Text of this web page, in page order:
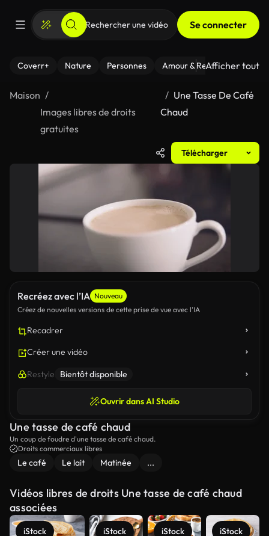
Se connecter
Coverr+ Nature Personnes Amour & Relations Le
Afficher tout
Maison
Images libres de droits
gratuites
Une Tasse De Café
Chaud
Télécharger
Recréez avec l’IA Nouveau
Créez de nouvelles versions de cette prise de vue avec l’IA
Recadrer
Créer une vidéo
Restyle Bientôt disponible
Ouvrir dans AI Studio
Une tasse de café chaud
Un coup de foudre d'une tasse de café chaud.
Droits commerciaux libres
Le café Le lait Matinée ...
Vidéos libres de droits Une tasse de café chaud
associées
iStock iStock iStock iStock